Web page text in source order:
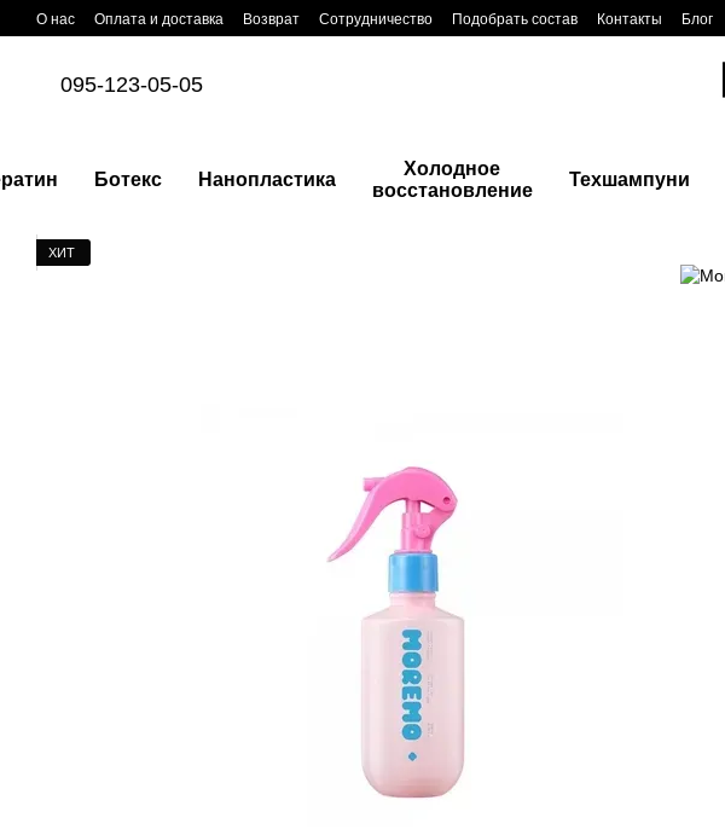
Перейти к основному контенту
О нас Оплата и доставка Возврат Сотрудничество Подобрать состав Контакты Блог
095-123-05-05
Ботекс Нанопластика
Холодное
восстановление
Техшампуни
ХИТ